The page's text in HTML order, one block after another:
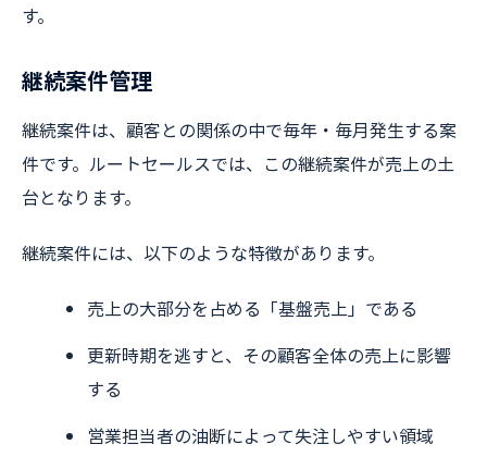
す。
継続案件管理
継続案件は、顧客との関係の中で毎年・毎月発生する案
件です。ルートセールスでは、この継続案件が売上の土
台となります。
継続案件には、以下のような特徴があります。
売上の大部分を占める「基盤売上」である
更新時期を逃すと、その顧客全体の売上に影響
する
営業担当者の油断によって失注しやすい領域